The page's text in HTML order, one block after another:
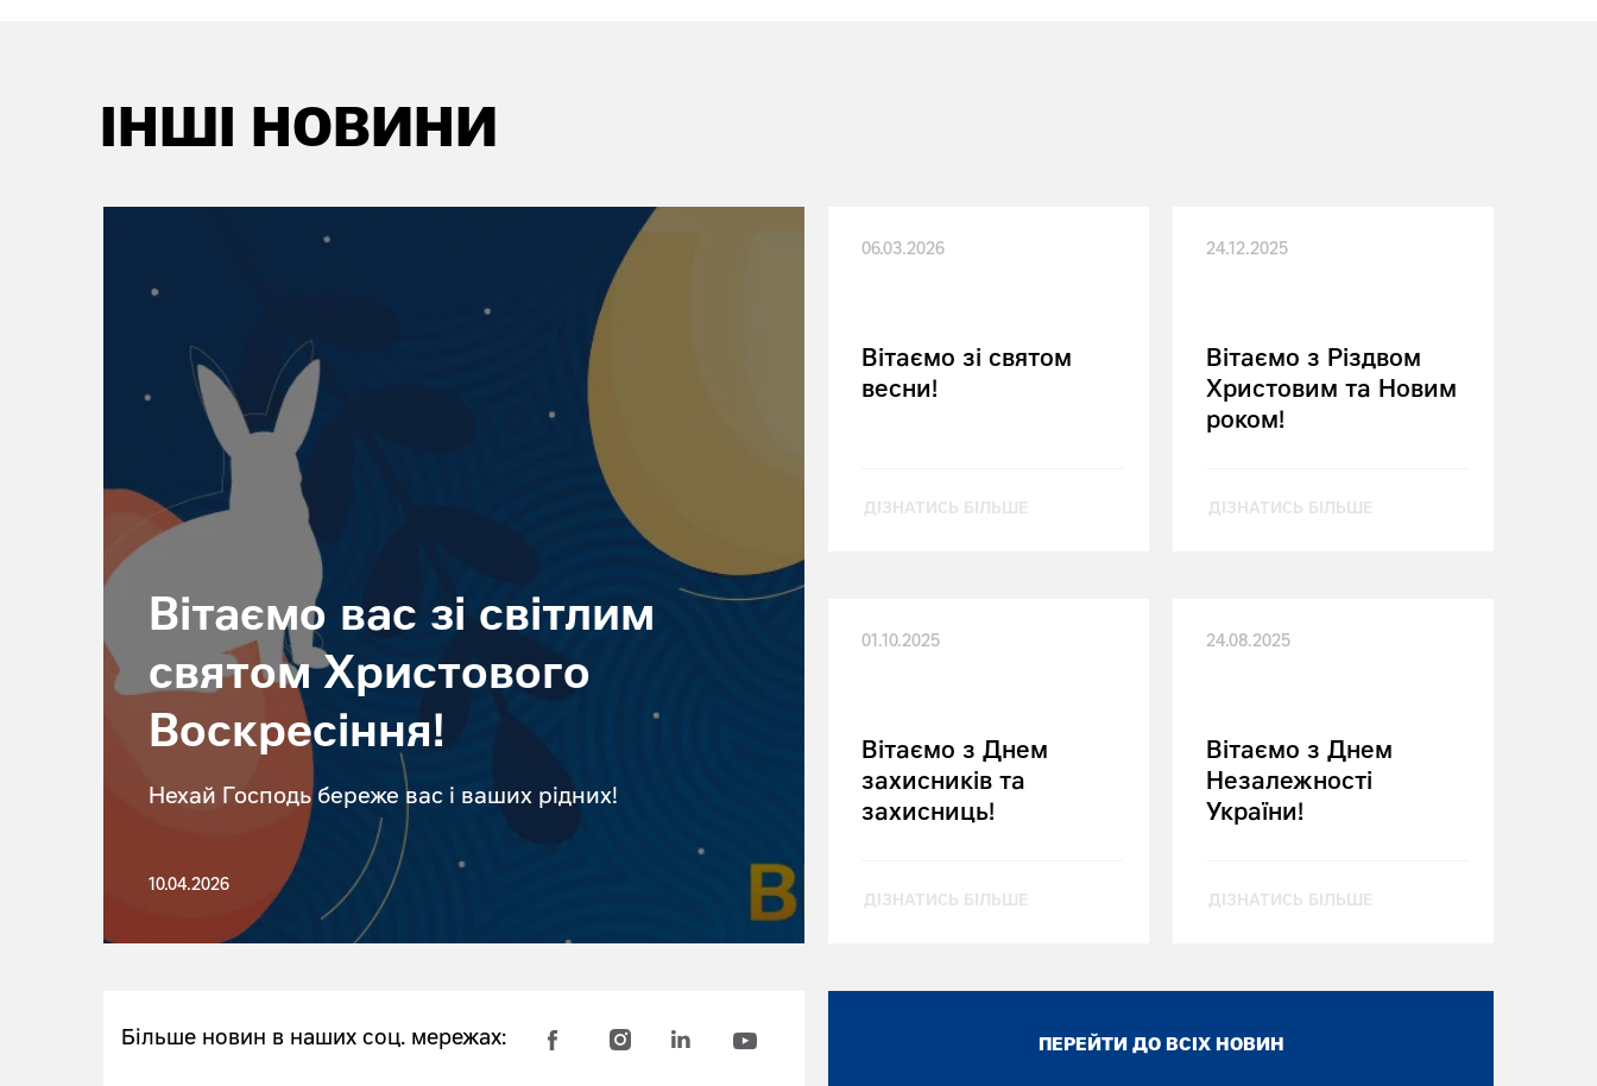
ІНШІ НОВИНИ
Вітаємо вас зі світлим
святом Христового
Воскресіння!
Нехай Господь береже вас і ваших рідних!
10.04.2026
Більше новин в наших соц. мережах:
06.03.2026
Вітаємо зі святом
весни!
ДІЗНАТИСЬ БІЛЬШЕ
24.12.2025
Вітаємо з Різдвом
Христовим та Новим
роком!
ДІЗНАТИСЬ БІЛЬШЕ
01.10.2025
Вітаємо з Днем
захисників та
захисниць!
ДІЗНАТИСЬ БІЛЬШЕ
24.08.2025
Вітаємо з Днем
Незалежності
України!
ДІЗНАТИСЬ БІЛЬШЕ
ПЕРЕЙТИ ДО ВСІХ НОВИН